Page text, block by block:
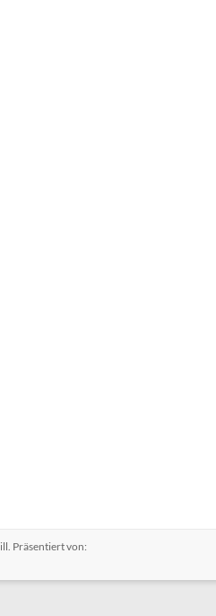
Präsentiert von: